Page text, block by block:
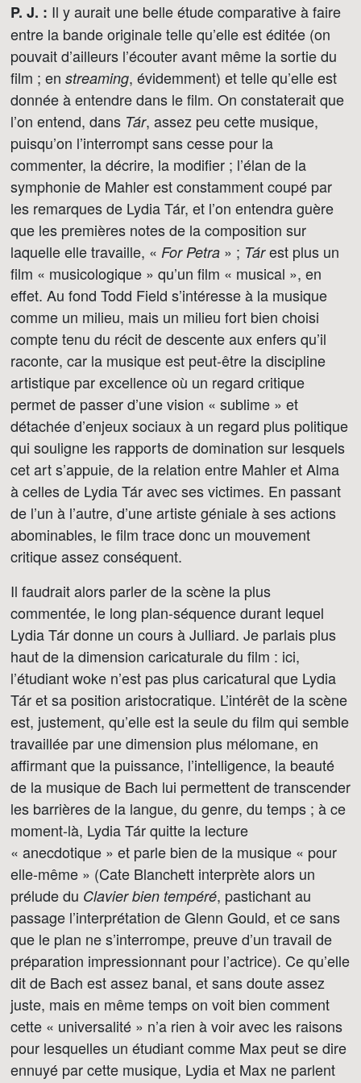
P. J. : Il y aurait une belle étude comparative à faire
entre la bande originale telle qu’elle est éditée (on
pouvait d’ailleurs l’écouter avant même la sortie du
film ; en streaming, évidemment) et telle qu’elle est
donnée à entendre dans le film. On constaterait que
l’on entend, dans Tár, assez peu cette musique,
puisqu’on l’interrompt sans cesse pour la
commenter, la décrire, la modifier ; l’élan de la
symphonie de Mahler est constamment coupé par
les remarques de Lydia Tár, et l’on entendra guère
que les premières notes de la composition sur
laquelle elle travaille, « For Petra » ; Tárest plus un
film « musicologique » qu’un film « musical », en
effet. Au fond Todd Field s’intéresse à la musique
comme un milieu, mais un milieu fort bien choisi
compte tenu du récit de descente aux enfers qu’il
raconte, car la musique est peut-être la discipline
artistique par excellence où un regard critique
permet de passer d’une vision « sublime » et
détachée d’enjeux sociaux à un regard plus politique
qui souligne les rapports de domination sur lesquels
cet art s’appuie, de la relation entre Mahler et Alma
à celles de Lydia Tár avec ses victimes. En passant
de l’un à l’autre, d’une artiste géniale à ses actions
abominables, le film trace donc un mouvement
critique assez conséquent.
Il faudrait alors parler de la scène la plus
commentée, le long plan-séquence durant lequel
Lydia Tár donne un cours à Julliard. Je parlais plus
haut de la dimension caricaturale du film : ici,
l’étudiant woke n’est pas plus caricatural que Lydia
Tár et sa position aristocratique. L’intérêt de la scène
est, justement, qu’elle est la seule du film qui semble
travaillée par une dimension plus mélomane, en
affirmant que la puissance, l’intelligence, la beauté
de la musique de Bach lui permettent de transcender
les barrières de la langue, du genre, du temps ; à ce
moment-là, Lydia Tár quitte la lecture
« anecdotique » et parle bien de la musique « pour
elle-même » (Cate Blanchett interprète alors un
prélude du Clavier bien tempéré, pastichant au
passage l’interprétation de Glenn Gould, et ce sans
que le plan ne s’interrompe, preuve d’un travail de
préparation impressionnant pour l’actrice). Ce qu’elle
dit de Bach est assez banal, et sans doute assez
juste, mais en même temps on voit bien comment
cette « universalité » n’a rien à voir avec les raisons
pour lesquelles un étudiant comme Max peut se dire
ennuyé par cette musique, Lydia et Max ne parlent